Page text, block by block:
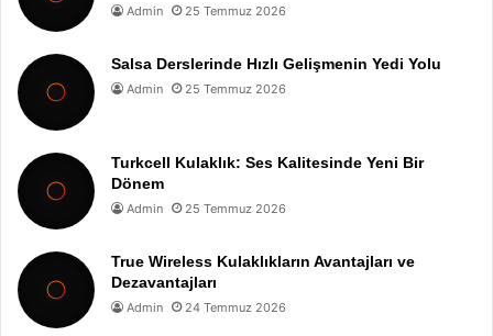
Admin 25 Temmuz 2026
Salsa Derslerinde Hızlı Gelişmenin Yedi Yolu
Admin 25 Temmuz 2026
Turkcell Kulaklık: Ses Kalitesinde Yeni Bir
Dönem
Admin 25 Temmuz 2026
True Wireless Kulaklıkların Avantajları ve
Dezavantajları
Admin 24 Temmuz 2026